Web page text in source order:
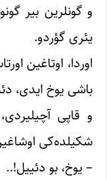
و گونلرین بیر
یئری گؤردو.
اوردا، اوتاغین
باشی یوخ ایدی،
و قاپی
شکیلده‌کی
– یوخ، بو دئییل!..